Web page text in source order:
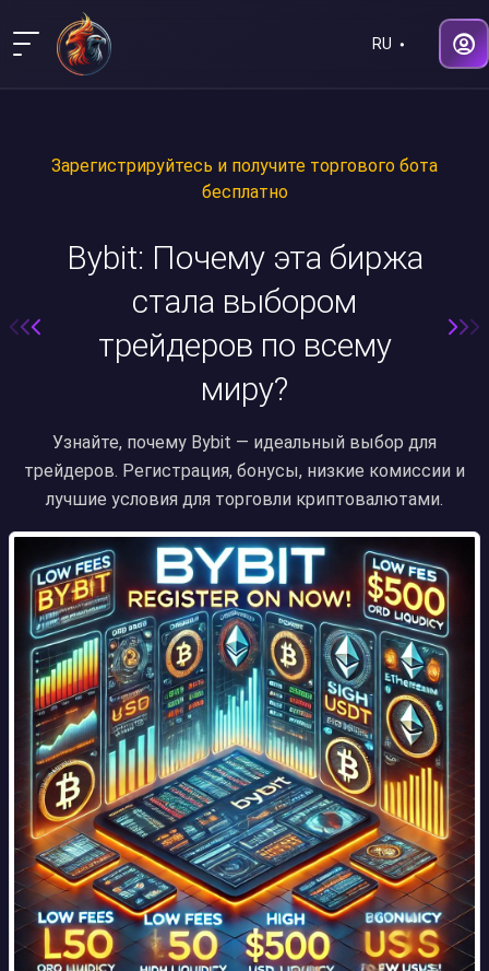
RU
Зарегистрируйтесь и получите торгового бота
бесплатно
Bybit: Почему эта биржа
стала выбором
трейдеров по всему
миру?
Узнайте, почему Bybit — идеальный выбор для
трейдеров. Регистрация, бонусы, низкие комиссии и
лучшие условия для торговли криптовалютами.